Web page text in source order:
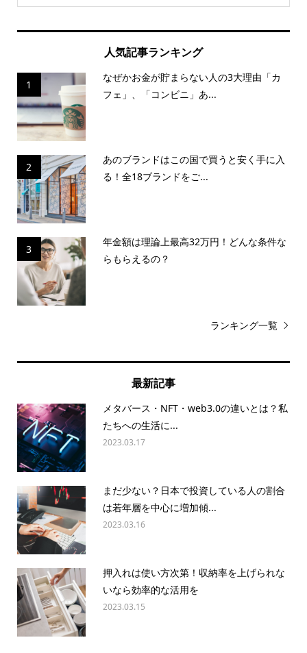
人気記事ランキング
1
なぜかお金が貯まらない人の3大理由「カ
フェ」、「コンビニ」あ...
2
あのブランドはこの国で買うと安く手に入
る！全18ブランドをご...
3
年金額は理論上最高32万円！どんな条件な
らもらえるの？
ランキング一覧
最新記事
メタバース・NFT・web3.0の違いとは？私
たちへの生活に...
2023.03.17
まだ少ない？日本で投資している人の割合
は若年層を中心に増加傾...
2023.03.16
押入れは使い方次第！収納率を上げられな
いなら効率的な活用を
2023.03.15